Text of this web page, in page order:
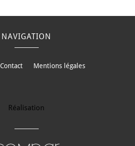
NAVIGATION
Contact Mentions légales
Réalisation